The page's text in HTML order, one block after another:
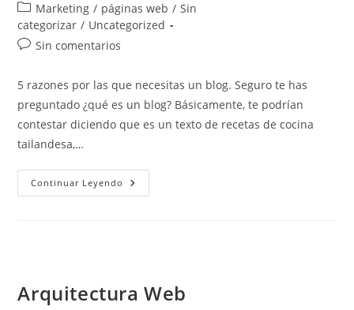
Marketing / páginas web / Sin
categorizar / Uncategorized
Sin comentarios
5 razones por las que necesitas un blog. Seguro te has
preguntado ¿qué es un blog? Básicamente, te podrían
contestar diciendo que es un texto de recetas de cocina
tailandesa,…
Continuar Leyendo
Arquitectura Web